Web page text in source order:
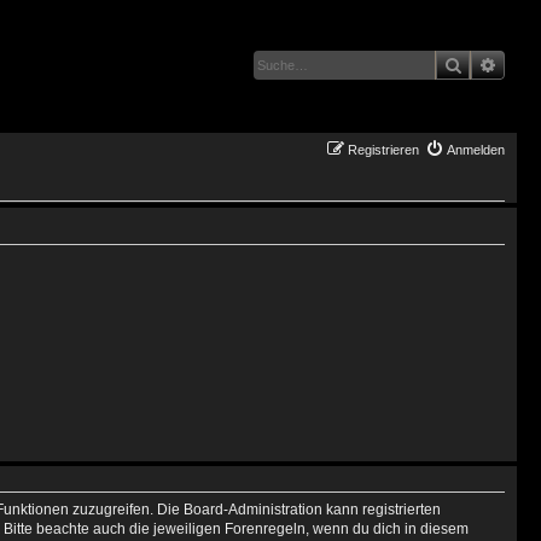
Suche
Anmelden
Registrieren
zuzugreifen. Die Board-Administration kann registrierten
beachte auch die jeweiligen Forenregeln, wenn du dich in diesem